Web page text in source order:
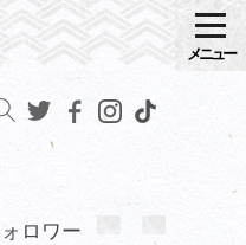
メニュー
ロワー